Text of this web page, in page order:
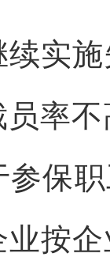
施
率
保
按